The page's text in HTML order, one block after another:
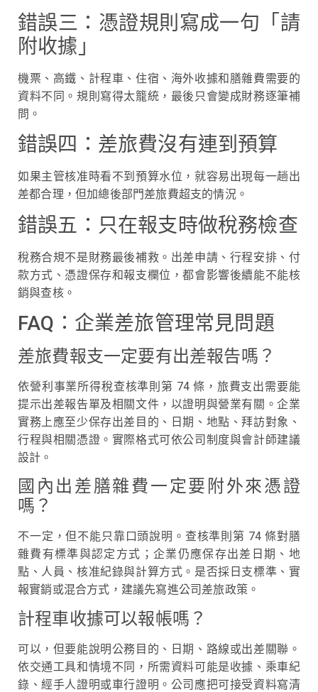
錯誤三：憑證規則寫成一句「請
附收據」
機票、高鐵、計程車、住宿、海外收據和膳雜費需要的
資料不同。規則寫得太籠統，最後只會變成財務逐筆補
問。
錯誤四：差旅費沒有連到預算
如果主管核准時看不到預算水位，就容易出現每一趟出
差都合理，但加總後部門差旅費超支的情況。
錯誤五：只在報支時做稅務檢查
稅務合規不是財務最後補救。出差申請、行程安排、付
款方式、憑證保存和報支欄位，都會影響後續能不能核
銷與查核。
FAQ：企業差旅管理常見問題
差旅費報支一定要有出差報告嗎？
依營利事業所得稅查核準則第 74 條，旅費支出需要能
提示出差報告單及相關文件，以證明與營業有關。企業
實務上應至少保存出差目的、日期、地點、拜訪對象、
行程與相關憑證。實際格式可依公司制度與會計師建議
設計。
國內出差膳雜費一定要附外來憑證
嗎？
不一定，但不能只靠口頭說明。查核準則第 74 條對膳
雜費有標準與認定方式；企業仍應保存出差日期、地
點、人員、核准紀錄與計算方式。是否採日支標準、實
報實銷或混合方式，建議先寫進公司差旅政策。
計程車收據可以報帳嗎？
可以，但要能說明公務目的、日期、路線或出差關聯。
依交通工具和情境不同，所需資料可能是收據、乘車紀
錄、經手人證明或車行證明。公司應把可接受資料寫清